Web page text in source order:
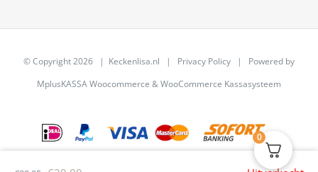
© Copyright2026 | Keckenlisa.nl | Privacy Policy | Powered by
MplusKASSA Woocommerce &WooCommerce Kassasysteem
0